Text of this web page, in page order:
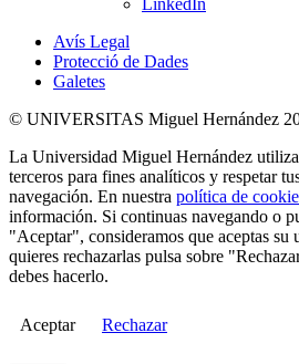
LinkedIn
Avís Legal
Protecció de Dades
Galetes
© UNIVERSITAS Miguel Hernández
La Universidad Miguel Hernández
terceros para fines analíticos y respetar
navegación. En nuestra política de
información. Si continuas navegando o
"Aceptar", consideramos que aceptas su
quieres rechazarlas pulsa sobre
debes hacerlo.
Aceptar Rechazar